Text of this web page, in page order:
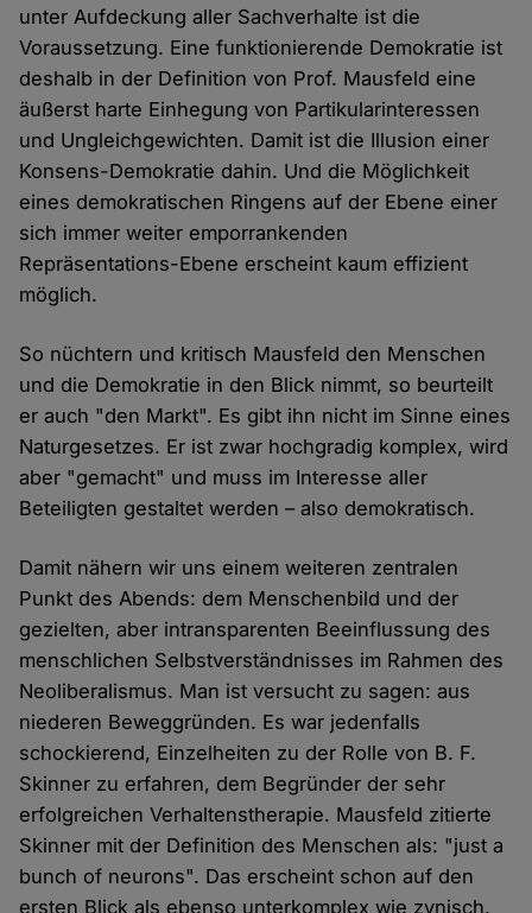
unter Aufdeckung aller Sachverhalte ist die
Voraussetzung. Eine funktionierende Demokratie ist
deshalb in der Definition von Prof. Mausfeld eine
äußerst harte Einhegung von Partikularinteressen
und Ungleichgewichten. Damit ist die Illusion einer
Konsens-Demokratie dahin. Und die Möglichkeit
eines demokratischen Ringens auf der Ebene einer
sich immer weiter emporrankenden
Repräsentations-Ebene erscheint kaum effizient
möglich.
So nüchtern und kritisch Mausfeld den Menschen
und die Demokratie in den Blick nimmt, so beurteilt
er auch "den Markt". Es gibt ihn nicht im Sinne eines
Naturgesetzes. Er ist zwar hochgradig komplex, wird
aber "gemacht" und muss im Interesse aller
Beteiligten gestaltet werden – also demokratisch.
Damit nähern wir uns einem weiteren zentralen
Punkt des Abends: dem Menschenbild und der
gezielten, aber intransparenten Beeinflussung des
menschlichen Selbstverständnisses im Rahmen des
Neoliberalismus. Man ist versucht zu sagen: aus
niederen Beweggründen. Es war jedenfalls
schockierend, Einzelheiten zu der Rolle von B. F.
Skinner zu erfahren, dem Begründer der sehr
erfolgreichen Verhaltenstherapie. Mausfeld zitierte
Skinner mit der Definition des Menschen als: "just a
bunch of neurons". Das erscheint schon auf den
ersten Blick als ebenso unterkomplex wie zynisch.